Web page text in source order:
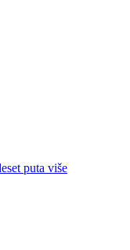
puta više